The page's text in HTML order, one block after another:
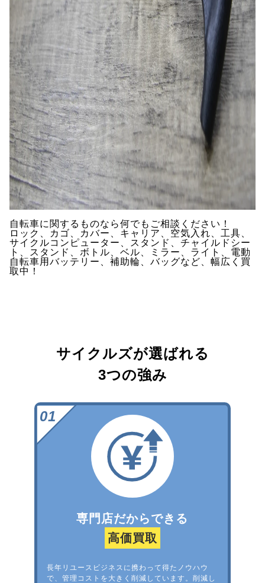
自転車に関するものなら何でもご相談ください！
ロック、カゴ、カバー、キャリア、空気入れ、工具、
サイクルコンピューター、スタンド、チャイルドシー
ト、スタンド、ボトル、ベル、ミラー、ライト、電動
自転車用バッテリー、補助輪、バッグなど、幅広く買
取中！
サイクルズが選ばれる
3つの強み
専門店だからできる
高価買取
長年リユースビジネスに携わって得たノウハウ
で、管理コストを大きく削減しています。削減し